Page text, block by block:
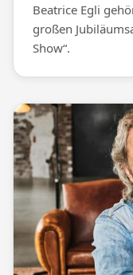
Beatrice Egli
großen
Show“.